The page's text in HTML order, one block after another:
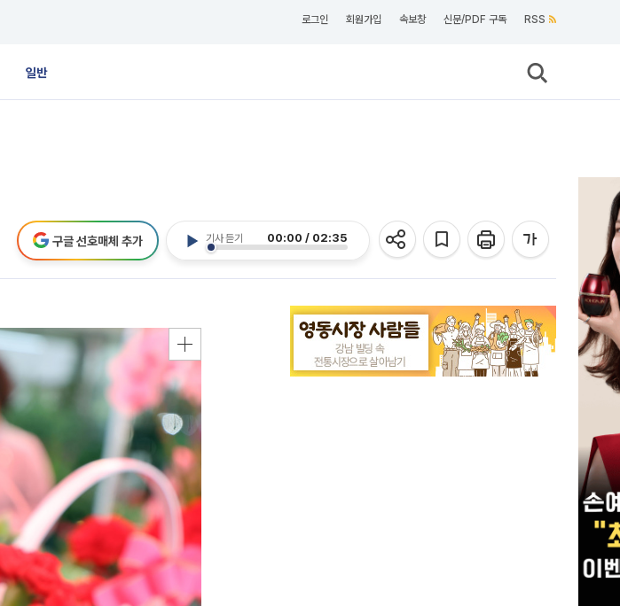
로그인 회원가입 속보창 신문/PDF 구독 RSS
일반
기사 듣기 00:00 / 02:35
구글 선호매체 추가